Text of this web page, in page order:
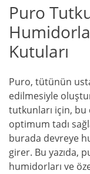
Puro
Kutuları
Puro, tütünün
edilmesiyle
tutkunları için, bu
optimum tadı
burada devreye
girer. Bu yazıda,
humidorları ve